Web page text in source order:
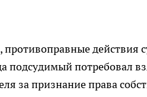
, противоправные действия
подсудимый потребовал
за признание права